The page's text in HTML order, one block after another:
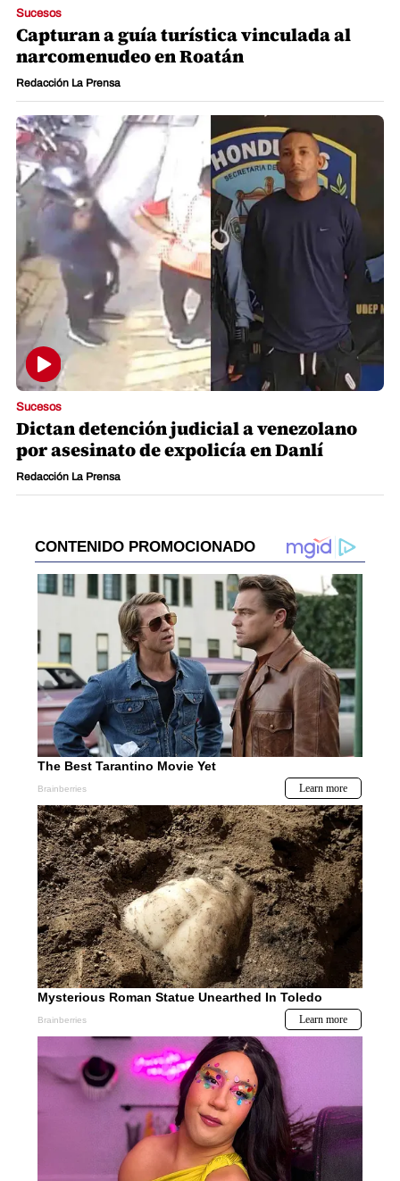
Sucesos
Capturan a guía turística vinculada al
narcomenudeo en Roatán
Redacción La Prensa
Sucesos
Dictan detención judicial a venezolano
por asesinato de expolicía en Danlí
Redacción La Prensa